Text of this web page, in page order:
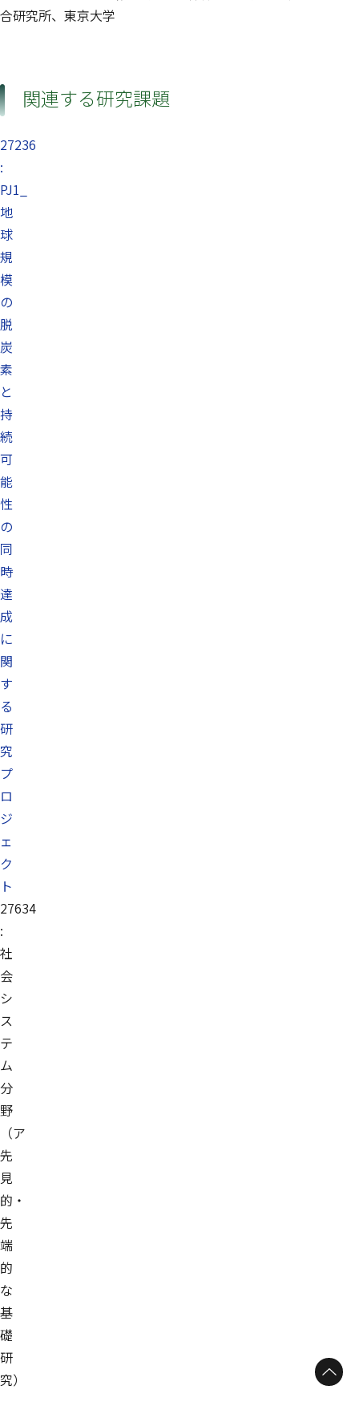
合研究所、東京大学
関連する研究課題
27236
:
PJ1_
地
球
規
模
の
脱
炭
素
と
持
続
可
能
性
の
同
時
達
成
に
関
す
る
研
究
プ
ロ
ジ
ェ
ク
ト
27634
:
社
会
シ
ス
テ
ム
分
野
（ア
先
見
的・
先
端
的
な
基
礎
研
究）